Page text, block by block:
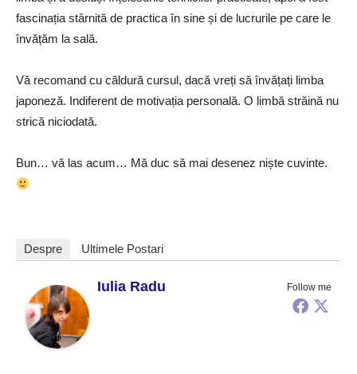
fascinația stârnită de practica în sine și de lucrurile pe care le
învățăm la sală.
Vă recomand cu căldură cursul, dacă vreți să învățați limba
japoneză. Indiferent de motivația personală. O limbă străină nu
strică niciodată.
Bun… vă las acum… Mă duc să mai desenez niște cuvinte.
Despre Ultimele Postari
Follow me
Iulia Radu